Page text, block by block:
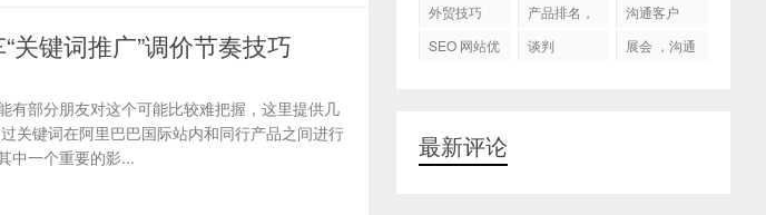
键词推广”调价节奏技巧
有部分朋友对这个可能比较难把握，这里提供几
关键词在阿里巴巴国际站内和同行产品之间进行
中一个重要的影...
外贸技巧
产品排名，
沟通客户
SEO 网站优
谈判
展会 ，沟通
最新评论